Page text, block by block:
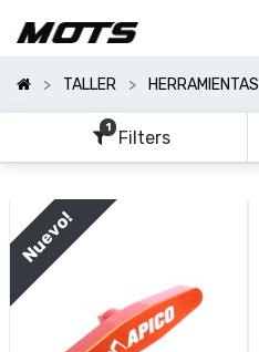
TALLER HERRAMIENTAS
1 Filters
Categorías
Mostrar
Opciones
All
Filters
Nuevo!